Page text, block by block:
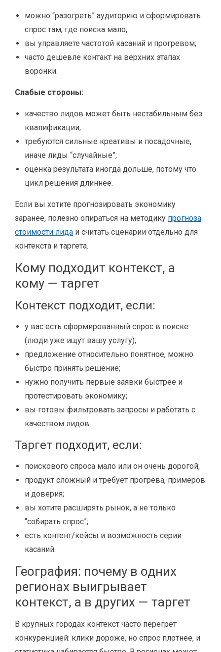
можно “разогреть” аудиторию и сформировать
спрос там, где поиска мало;
вы управляете частотой касаний и прогревом;
часто дешевле контакт на верхних этапах
воронки.
Слабые стороны:
качество лидов может быть нестабильным без
квалификации;
требуются сильные креативы и посадочные,
иначе лиды “случайные”;
оценка результата иногда дольше, потому что
цикл решения длиннее.
Если вы хотите прогнозировать экономику
заранее, полезно опираться на методику прогноза
стоимости лида и считать сценарии отдельно для
контекста и таргета.
Кому подходит контекст, а
кому — таргет
Контекст подходит, если:
у вас есть сформированный спрос в поиске
(люди уже ищут вашу услугу);
предложение относительно понятное, можно
быстро принять решение;
нужно получить первые заявки быстрее и
протестировать экономику;
вы готовы фильтровать запросы и работать с
качеством лидов.
Таргет подходит, если:
поискового спроса мало или он очень дорогой;
продукт сложный и требует прогрева, примеров
и доверия;
вы хотите расширять рынок, а не только
“собирать спрос”;
есть контент/кейсы и возможность серии
касаний.
География: почему в одних
регионах выигрывает
контекст, а в других — таргет
В крупных городах контекст часто перегрет
конкуренцией: клики дороже, но спрос плотнее, и